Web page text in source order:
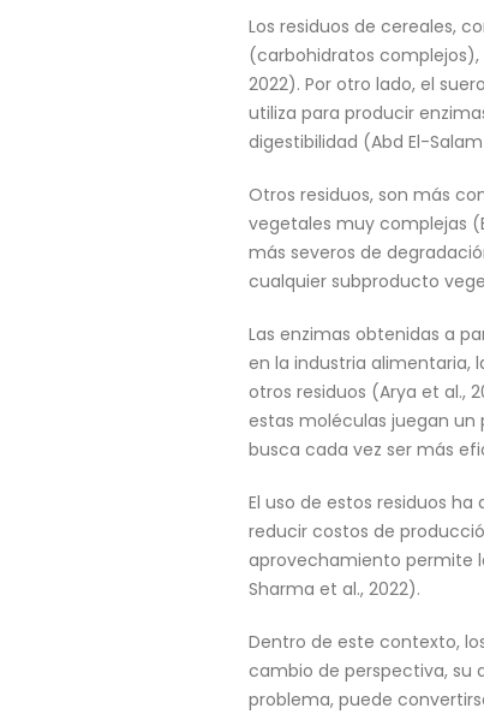
Los residuos de cereales,
(carbohidratos
2022). Por otro lado, el
utiliza para producir
digestibilidad (Abd El-Salam
Otros residuos, son más
vegetales muy complejas
más severos de
cualquier subproducto
Las enzimas obtenidas a
en la industria alimentaria,
otros residuos (Arya et al.,
estas moléculas juegan un
busca cada vez ser más
El uso de estos residuos
reducir costos de
aprovechamiento permite
Sharma et al., 2022).
Dentro de este contexto,
cambio de perspectiva, su
problema, puede